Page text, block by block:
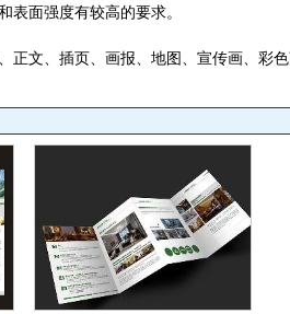
表面强度有较高的要求。
正文、插页、画报、地图、宣传画、彩